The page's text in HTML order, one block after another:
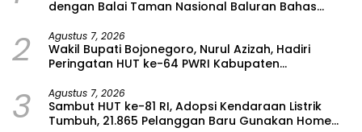
dengan Balai Taman Nasional Baluran Bahas
Watudodol/Kalipuro
2 Agustus 7, 2026
Wakil Bupati Bojonegoro, Nurul Azizah, Hadiri
Peringatan HUT ke-64 PWRI Kabupaten
3 Agustus 7, 2026
Sambut HUT ke-81 RI, Adopsi Kendaraan Listrik
Tumbuh, 21.865 Pelanggan Baru Gunakan Home